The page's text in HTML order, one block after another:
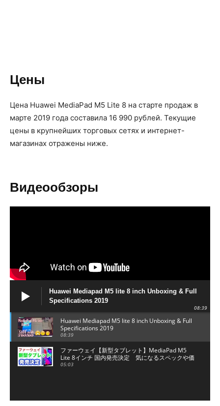
Цены
Цена Huawei MediaPad M5 Lite 8 на старте продаж в
марте 2019 года составила 16 990 рублей. Текущие
цены в крупнейших торговых сетях и интернет-
магазинах отражены ниже.
Видеообзоры
Huawei Mediapad M5 lite 8 inch Unboxing & Full
Specifications 2019
08:39
Huawei Mediapad M5 lite 8 inch Unboxing & Full
Specifications 2019
08:39
ファーウェイ【新型タブレット】MediaPad M5
Lite 8インチ 国内発売決定 気になるスペックや価
格、発売日を全部紹介！
05:03